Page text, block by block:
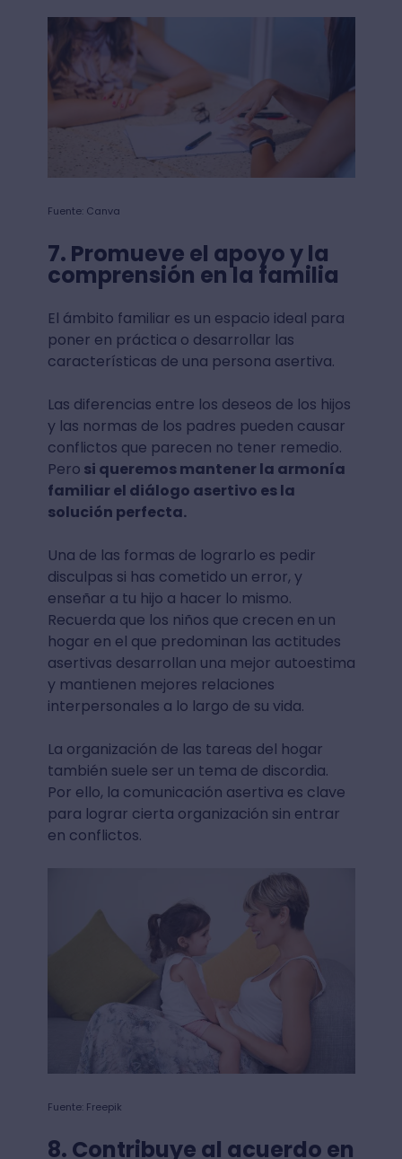
Fuente: Canva
7. Promueve el apoyo y la
comprensión en la familia
El ámbito familiar es un espacio ideal para
poner en práctica o desarrollar las
características de una persona asertiva.
Las diferencias entre los deseos de los hijos
y las normas de los padres pueden causar
conflictos que parecen no tener remedio.
Pero si queremos mantener la armonía
familiar el diálogo asertivo es la
solución perfecta.
Una de las formas de lograrlo es pedir
disculpas si has cometido un error, y
enseñar a tu hijo a hacer lo mismo.
Recuerda que los niños que crecen en un
hogar en el que predominan las actitudes
asertivas desarrollan una mejor autoestima
y mantienen mejores relaciones
interpersonales a lo largo de su vida.
La organización de las tareas del hogar
también suele ser un tema de discordia.
Por ello, la comunicación asertiva es clave
para lograr cierta organización sin entrar
en conflictos.
Fuente: Freepik
8. Contribuye al acuerdo en